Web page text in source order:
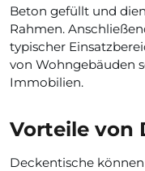
Beton gefüllt und
Rahmen.
typischer
von Wohngebäuden
Immobilien.
Vorteile von
Deckentische